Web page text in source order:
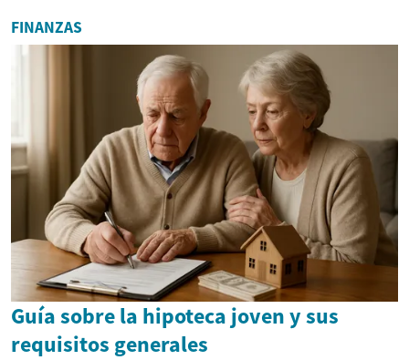
FINANZAS
Guía sobre la hipoteca joven y sus
requisitos generales